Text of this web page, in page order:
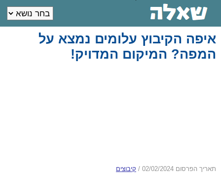
איפה הקיבוץ עלומים נמצא על
המפה? המיקום המדויק!
תאריך הפרסום 02/02/2024 / קיבוצים